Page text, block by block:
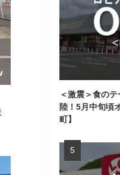
＜激震＞食の
陸！5月中旬頃
町】